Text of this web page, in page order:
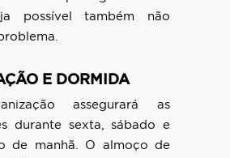
possível também não
E DORMIDA
assegurará as
durante sexta, sábado e
de manhã. O almoço de